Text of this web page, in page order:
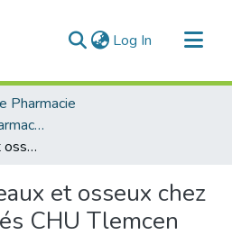
Log In (current)
Pharmacie
Rapport de Stage Pharmacie
troubles minéreaux et osseux chez les hémodialysés CHU Tlemcen
et osseux chez
CHU Tlemcen